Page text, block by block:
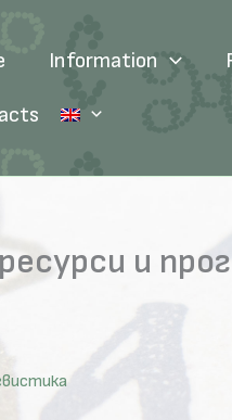
Information
и